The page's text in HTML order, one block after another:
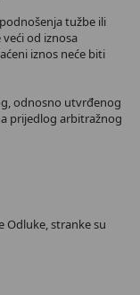
tužbe ili
od iznosa
iznos neće biti
odnosno utvrđenog
prijedlog arbitražnog
Odluke, stranke su